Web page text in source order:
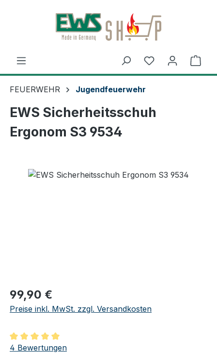
Zum Hauptinhalt springen
FEUERWEHR Jugendfeuerwehr
EWS Sicherheitsschuh
Ergonom S3 9534
Regulärer Preis:
99,90 €
Preise inkl. MwSt. zzgl. Versandkosten
Durchschnittliche Bewertung von 5 von 5 Sternen
4 Bewertungen